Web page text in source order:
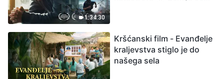
1:34:30
Kršćanski film - Evanđelje
kraljevstva stiglo je do
našega sela